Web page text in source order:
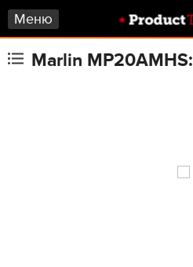
Меню
Marlin MP20AMHS: